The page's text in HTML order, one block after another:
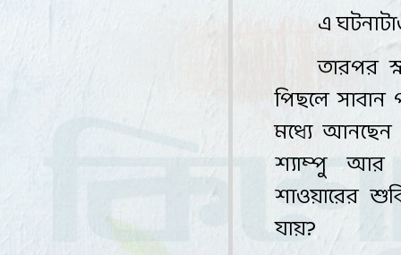
এ
তারপর
পিছলে সাবান
মধ্যে আনছেন
শ্যাম্পু আর
শাওয়ারের
যায়?